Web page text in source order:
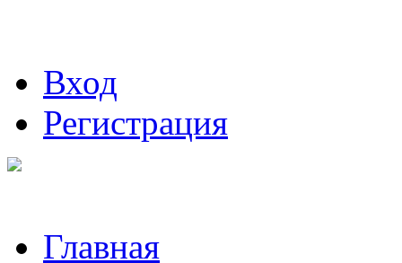
Вход
Регистрация
Главная